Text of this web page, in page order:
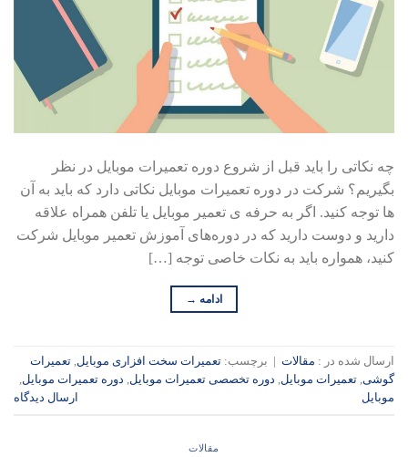
چه نکاتی را باید قبل از شروع دوره تعمیرات موبایل در نظر
بگیریم؟ شرکت در دوره تعمیرات موبایل نکاتی دارد که باید به آن
ها توجه کنید. اگر به حرفه ی تعمیر موبایل یا تلفن همراه علاقه
دارید و دوست دارید که در دوره‌های آموزش تعمیر موبایل شرکت
کنید، همواره باید به نکات خاصی توجه […]
ادامه →
ارسال شده در : مقالات برچسب: تعمیرات سخت افزاری موبایل, تعمیرات
گوشی, تعمیرات موبایل, دوره تخصصی تعمیرات موبایل, دوره تعمیرات موبایل,
موبایل
ارسال دیدگاه
مقالات